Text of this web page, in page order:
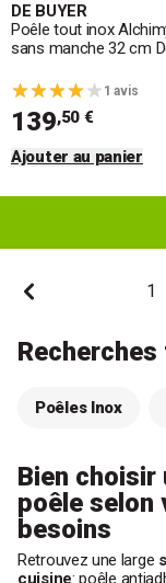
DE BUYER
Poêle tout inox
sans manche 32 cm
1 avis
139,50 €
Ajouter au panier
1
Poêles Inox
Bien choisir
poêle selon
besoins
Retrouvez une large
cuisine:poêle